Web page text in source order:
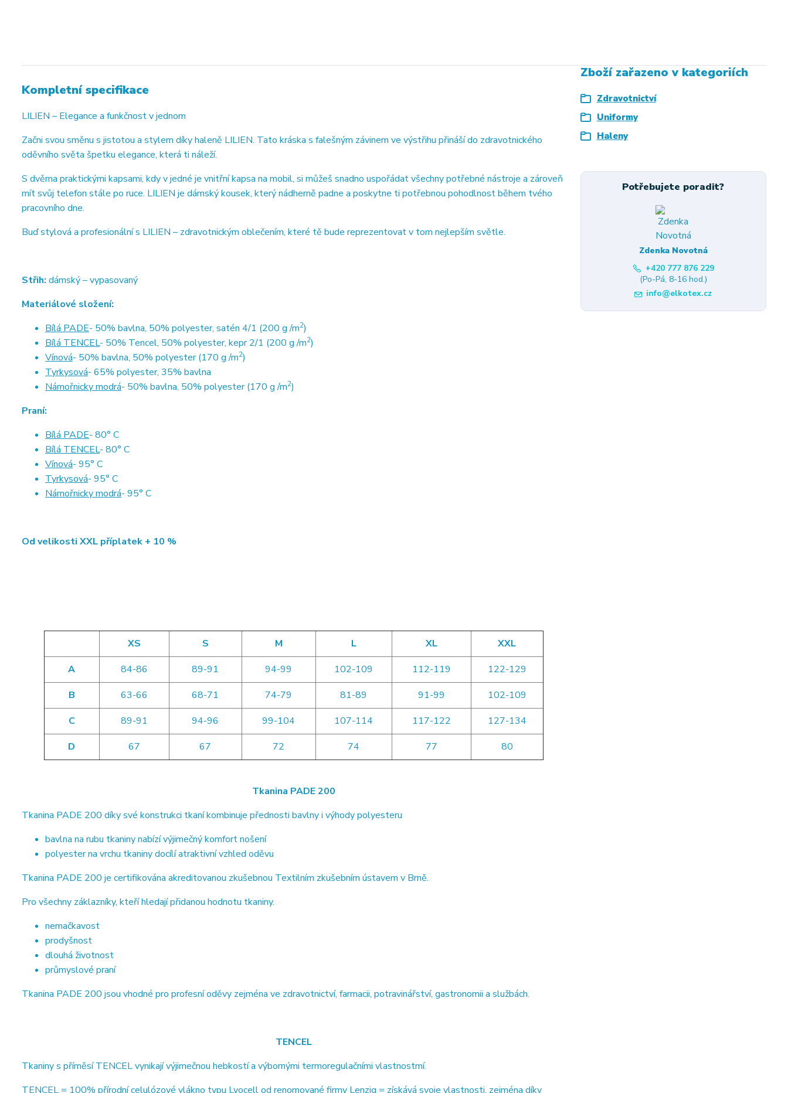
Kompletní specifikace
LILIEN – Elegance a funkčnost v jednom
Začni svou směnu s jistotou a stylem díky haleně LILIEN. Tato kráska s falešným závinem ve výstřihu přináší do zdravotnického
oděvního světa špetku elegance, která ti náleží.
S dvěma praktickými kapsami, kdy v jedné je vnitřní kapsa na mobil, si můžeš snadno uspořádat všechny potřebné nástroje a zároveň
mít svůj telefon stále po ruce. LILIEN je dámský kousek, který nádherně padne a poskytne ti potřebnou pohodlnost během tvého
pracovního dne.
Buď stylová a profesionální s LILIEN – zdravotnickým oblečením, které tě bude reprezentovat v tom nejlepším světle.
Střih: dámský – vypasovaný
Materiálové složení:
Bílá PADE- 50% bavlna, 50% polyester, satén 4/1 (200 g /m2)
Bílá TENCEL- 50% Tencel, 50% polyester, kepr 2/1 (200 g /m2)
Vínová- 50% bavlna, 50% polyester (170 g /m2)
Tyrkysová- 65% polyester, 35% bavlna
Námořnicky modrá- 50% bavlna, 50% polyester (170 g /m2)
Praní:
Bílá PADE- 80° C
Bílá TENCEL- 80° C
Vínová- 95° C
Tyrkysová- 95° C
Námořnicky modrá- 95° C
Od velikosti XXL příplatek + 10 %
XS S M L XL
XXL
A
84-86 89-91 94-99 102-109 112-119
122-129
B
63-66 68-71 74-79 81-89 91-99
102-109
C
89-91 94-96 99-104 107-114 117-122
127-134
D
67 67 72 74 77 80
Tkanina PADE 200
Tkanina PADE 200 díky své konstrukci tkaní kombinuje přednosti bavlny i výhody polyesteru
bavlna na rubu tkaniny nabízí výjimečný komfort nošení
polyester na vrchu tkaniny docílí atraktivní vzhled oděvu
Tkanina PADE 200 je certifikována akreditovanou zkušebnou Textilním zkušebním ústavem v Brně.
Pro všechny záklazníky, kteří hledají přidanou hodnotu tkaniny.
nemačkavost
prodyšnost
dlouhá životnost
průmyslové praní
Tkanina PADE 200 jsou vhodné pro profesní oděvy zejména ve zdravotnictví, farmacii, potravinářství, gastronomii a službách.
TENCEL
Tkaniny s příměsí TENCEL vynikají výjimečnou hebkostí a výbornými termoregulačními vlastnostmí.
TENCEL = 100% přírodní celulózové vlákno typu Lyocell od renomované firmy Lenzig = získává svoje vlastnosti, zejména díky
Zboží zařazeno v kategoriích
Zdravotnictví
Uniformy
Haleny
Potřebujete poradit?
Zdenka Novotná
+420 777 876 229
(Po-Pá, 8-16 hod.)
info@elkotex.cz